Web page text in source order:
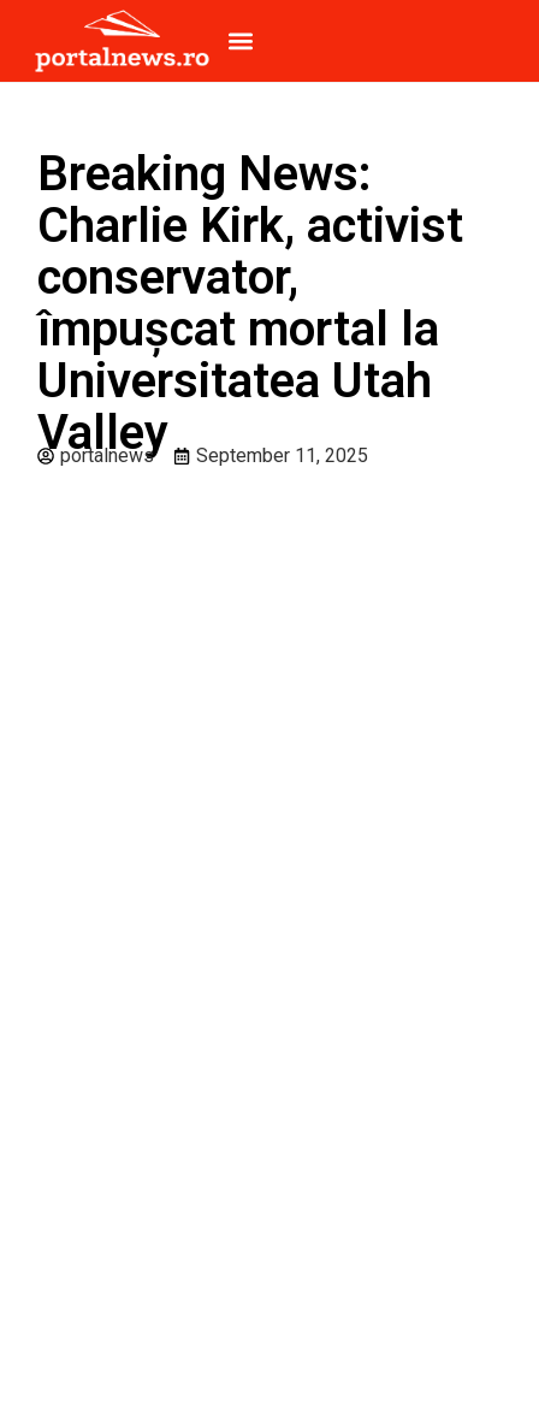
Breaking News:
Charlie Kirk, activist
conservator,
împușcat mortal la
Universitatea Utah
Valley
portalnews September 11, 2025